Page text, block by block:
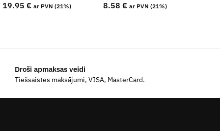
19.95 € ar PVN (21%)
8.58 € ar PVN (21%)
Droši apmaksas veidi
Tiešsaistes maksājumi, VISA, MasterCard.